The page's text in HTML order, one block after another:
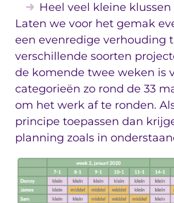
Heel veel kleine klussen
Laten we voor het gemak
een evenredige verhouding
verschillende soorten
de komende twee weken is
categorieën zo rond de 33
om het werk af te ronden.
principe toepassen dan
planning zoals in